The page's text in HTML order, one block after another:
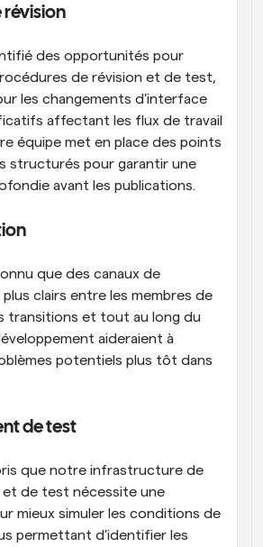
révision
des opportunités pour
de révision et de test,
les changements d'interface
affectant les flux de travail
équipe met en place des points
structurés pour garantir une
avant les publications.
que des canaux de
clairs entre les membres de
transitions et tout au long du
aideraient à
potentiels plus tôt dans
de test
que notre infrastructure de
et de test nécessite une
mieux simuler les conditions de
permettant d'identifier les